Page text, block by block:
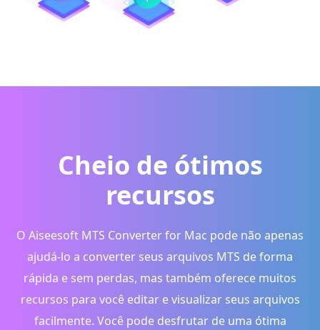
Cheio de ótimos
recursos
O Aiseesoft MTS Converter for Mac pode não apenas
ajudá-lo a converter seus arquivos MTS de forma
rápida e sem perdas, mas também oferece muitos
recursos para você editar e visualizar seus arquivos
facilmente. Você pode desfrutar de uma ótima